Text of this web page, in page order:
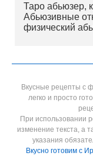
Таро абьюзер,
Абьюзивные
физический
Вкусные рецепты с
легко и просто
При использовании
изменение текста, а
указания
Вкусно готовим с